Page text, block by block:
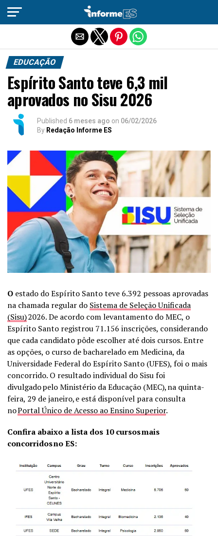
EDUCAÇÃO
Espírito Santo teve 6,3 mil
aprovados no Sisu 2026
Published 6 meses ago on 06/02/2026
By Redação Informe ES
O estado do Espírito Santo teve 6.392 pessoas aprovadas
na chamada regular do Sistema de Seleção Unificada
(Sisu)2026. De acordo com levantamento do MEC, o
Espírito Santo registrou 71.156 inscrições, considerando
que cada candidato pôde escolher até dois cursos. Entre
as opções, o curso de bacharelado em Medicina, da
Universidade Federal do Espírito Santo (UFES), foi o mais
concorrido. O resultado individual do Sisu foi
divulgado pelo Ministério da Educação (MEC), na quinta-
feira, 29 de janeiro, e está disponível para consulta
noPortal Único de Acesso ao Ensino Superior.
Confira abaixo a lista dos 10 cursos mais
concorridos no ES:
Sair da versão mobile